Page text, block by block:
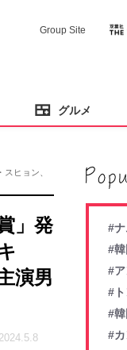
Group Site
🍱 グルメ
ヒョン、
」発
演男
2024.5.8
#
#
#
#
#
#